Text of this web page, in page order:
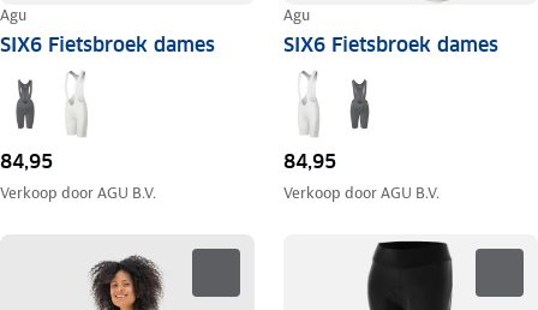
Agu
SIX6 Fietsbroek dames
84,95
Verkoop doorAGU B.V.
Agu
SIX6 Fietsbroek dames
84,95
Verkoop doorAGU B.V.